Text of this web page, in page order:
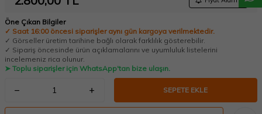
Öne Çıkan Bilgiler
✓ Saat 16:00 öncesi siparişler aynı gün kargoya verilmektedir.
✓ Görseller üretim tarihine bağlı olarak farklılık gösterebilir.
✓ Sipariş öncesinde ürün açıklamalarını ve uyumluluk listelerini
incelemeniz rica olunur.
➤ Toplu siparişler için WhatsApp'tan bize ulaşın.
SEPETE EKLE